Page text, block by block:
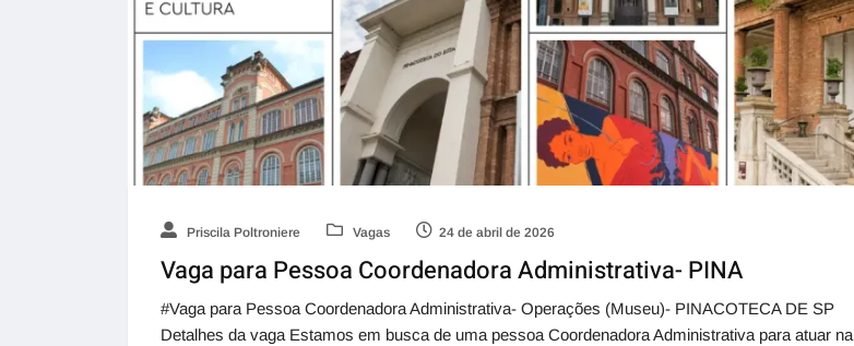
Priscila Poltroniere Vagas 24 de abril de 2026
Vaga para Pessoa Coordenadora Administrativa- PINA
#Vaga para Pessoa Coordenadora Administrativa- Operações (Museu)- PINACOTECA DE SP
Detalhes da vaga Estamos em busca de uma pessoa Coordenadora Administrativa para atuar na